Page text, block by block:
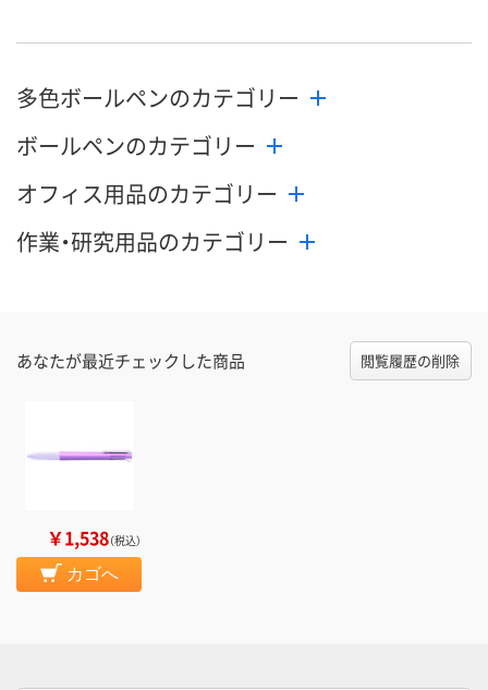
多色ボールペンのカテゴリー
ボールペンのカテゴリー
オフィス用品のカテゴリー
作業・研究用品のカテゴリー
あなたが最近チェックした商品 閲覧履歴の削除
￥1,538（税込）
カゴへ